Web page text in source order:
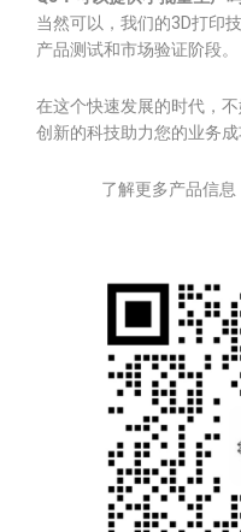
当然可以，我们的3D打印
产品测试和市场验证阶段。
在这个快速发展的时代，
创新的科技助力您的业务成
了解更多产品信